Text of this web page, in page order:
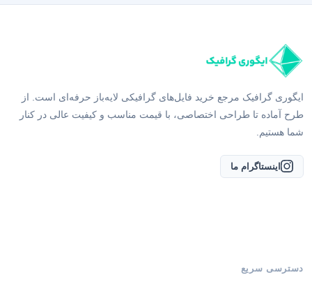
ایگوری گرافیک مرجع خرید فایل‌های گرافیکی لایه‌باز حرفه‌ای است. از
طرح آماده تا طراحی اختصاصی، با قیمت مناسب و کیفیت عالی در کنار
شما هستیم.
اینستاگرام ما
دسترسی سریع